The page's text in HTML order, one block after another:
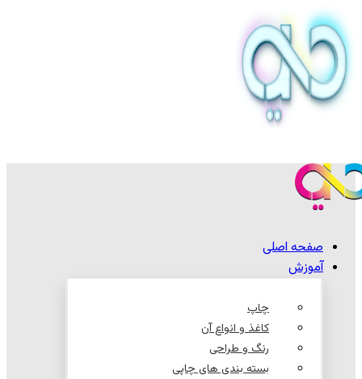
صفحه اصلی
آموزش
چاپ
کاغذ و انواع آن
رنگ و طراحی
بسته بندی های چاپی